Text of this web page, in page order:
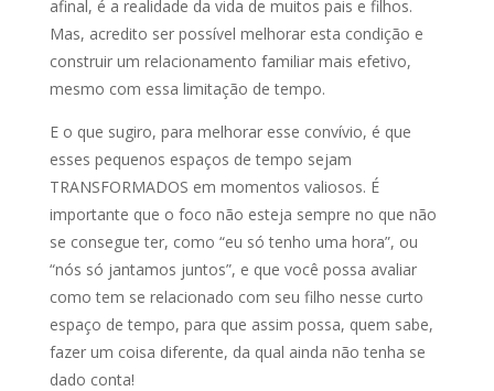
afinal, é a realidade da vida de muitos pais e filhos.
Mas, acredito ser possível melhorar esta condição e
construir um relacionamento familiar mais efetivo,
mesmo com essa limitação de tempo.
E o que sugiro, para melhorar esse convívio, é que
esses pequenos espaços de tempo sejam
TRANSFORMADOS em momentos valiosos. É
importante que o foco não esteja sempre no que não
se consegue ter, como “eu só tenho uma hora”, ou
“nós só jantamos juntos”, e que você possa avaliar
como tem se relacionado com seu filho nesse curto
espaço de tempo, para que assim possa, quem sabe,
fazer um coisa diferente, da qual ainda não tenha se
dado conta!